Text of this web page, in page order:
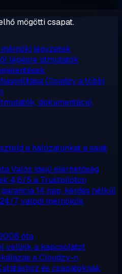
mögötti csapat.
jegyzetek
lépésre útmutatók
Cloudzy a többi
dokumentáció,
a hálózatunkat a saját
Valós idejű elérhetőség
4,6/5 a Trustpiloton
14 nap, kérdés nélkül
24/7, valódi mérnökök
óta
velünk a kapcsolatot
a Cloudzy-n
és csapatoknak